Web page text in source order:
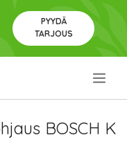
PYYDÄ
TARJOUS
BOSCH K